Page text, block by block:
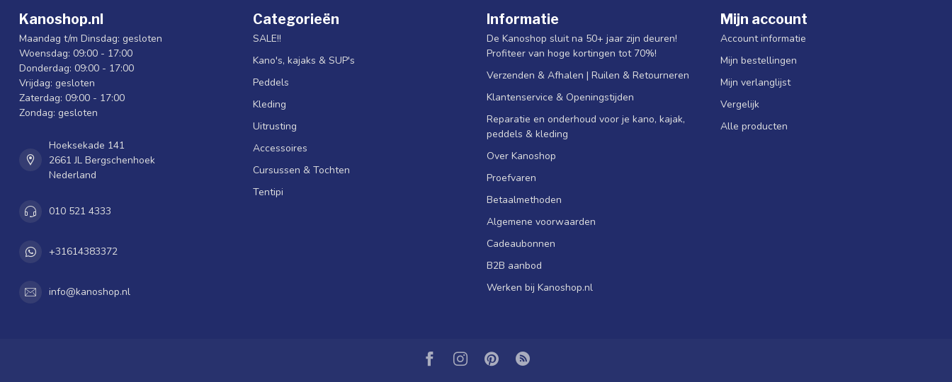
Kanoshop.nl
Maandag t/m Dinsdag: gesloten
Woensdag: 09:00 - 17:00
Donderdag: 09:00 - 17:00
Vrijdag: gesloten
Zaterdag: 09:00 - 17:00
Zondag: gesloten
Hoeksekade 141
2661 JL Bergschenhoek
Nederland
010 521 4333
+31614383372
info@kanoshop.nl
Categorieën
SALE!!
Kano's, kajaks & SUP's
Peddels
Kleding
Uitrusting
Accessoires
Cursussen & Tochten
Tentipi
Informatie
De Kanoshop sluit na 50+ jaar zijn deuren!
Profiteer van hoge kortingen tot 70%!
Verzenden & Afhalen | Ruilen & Retourneren
Klantenservice & Openingstijden
Reparatie en onderhoud voor je kano, kajak,
peddels & kleding
Over Kanoshop
Proefvaren
Betaalmethoden
Algemene voorwaarden
Cadeaubonnen
B2B aanbod
Werken bij Kanoshop.nl
Mijn account
Account informatie
Mijn bestellingen
Mijn verlanglijst
Vergelijk
Alle producten